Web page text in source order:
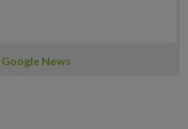
Google News